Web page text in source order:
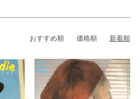
おすすめ順 価格順 新着順